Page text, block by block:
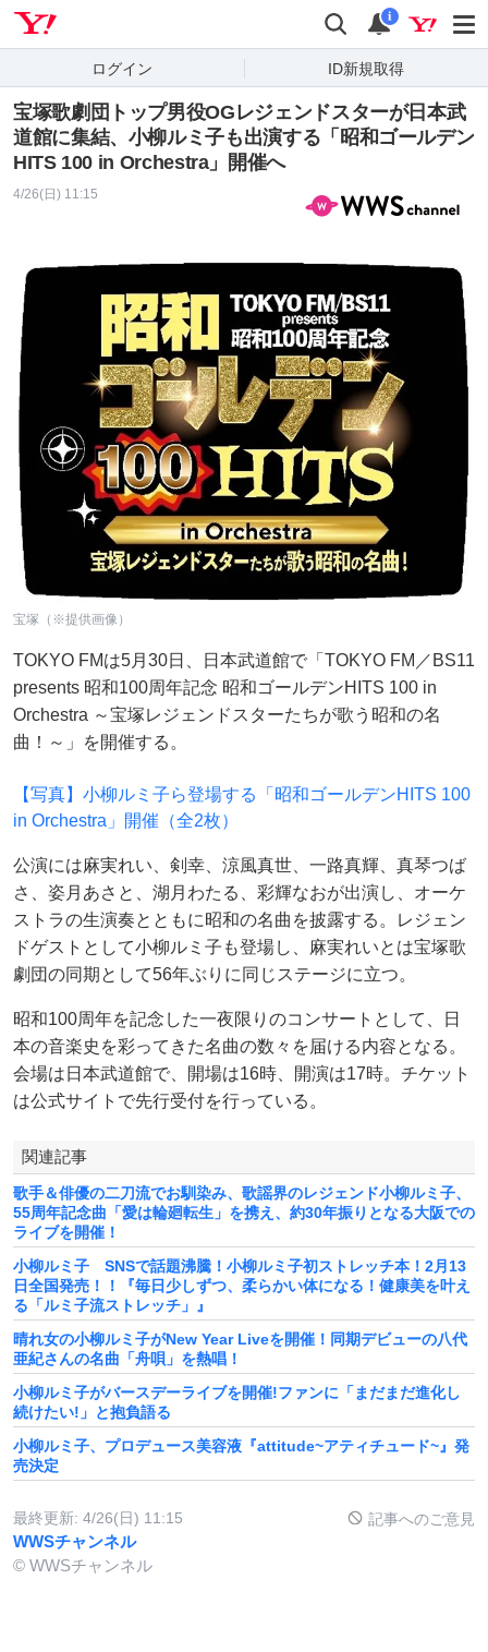
検索 通知
i
ログイン ID新規取得
宝塚歌劇団トップ男役OGレジェンドスターが日本武
道館に集結、小柳ルミ子も出演する「昭和ゴールデン
HITS 100 in Orchestra」開催へ
4/26(日) 11:15
宝塚（※提供画像）
TOKYO FMは5月30日、日本武道館で「TOKYO FM／BS11
presents 昭和100周年記念 昭和ゴールデンHITS 100 in
Orchestra ～宝塚レジェンドスターたちが歌う昭和の名
曲！～」を開催する。
【写真】小柳ルミ子ら登場する「昭和ゴールデンHITS 100
in Orchestra」開催（全2枚）
公演には麻実れい、剣幸、涼風真世、一路真輝、真琴つば
さ、姿月あさと、湖月わたる、彩輝なおが出演し、オーケ
ストラの生演奏とともに昭和の名曲を披露する。レジェン
ドゲストとして小柳ルミ子も登場し、麻実れいとは宝塚歌
劇団の同期として56年ぶりに同じステージに立つ。
昭和100周年を記念した一夜限りのコンサートとして、日
本の音楽史を彩ってきた名曲の数々を届ける内容となる。
会場は日本武道館で、開場は16時、開演は17時。チケット
は公式サイトで先行受付を行っている。
関連記事
歌手＆俳優の二刀流でお馴染み、歌謡界のレジェンド小柳ルミ子、
55周年記念曲「愛は輪廻転生」を携え、約30年振りとなる大阪での
ライブを開催！
小柳ルミ子 SNSで話題沸騰！⼩柳ルミ⼦初ストレッチ本！2⽉13
⽇全国発売！！『毎⽇少しずつ、柔らかい体になる！健康美を叶え
る「ルミ⼦流ストレッチ」』
晴れ女の小柳ルミ子がNew Year Liveを開催！同期デビューの八代
亜紀さんの名曲「舟唄」を熱唱！
小柳ルミ子がバースデーライブを開催!ファンに「まだまだ進化し
続けたい!」と抱負語る
小柳ルミ子、プロデュース美容液『attitude~アティチュード~』発
売決定
最終更新: 4/26(日) 11:15 記事へのご意見
WWSチャンネル
© WWSチャンネル